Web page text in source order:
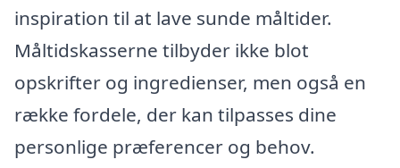
inspiration til at lave sunde måltider.
Måltidskasserne tilbyder ikke blot
opskrifter og ingredienser, men også en
række fordele, der kan tilpasses dine
personlige præferencer og behov.